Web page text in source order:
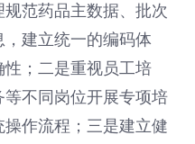
范药品主数据、批次
建立统一的编码体
；二是重视员工培
不同岗位开展专项培
作流程；三是建立健